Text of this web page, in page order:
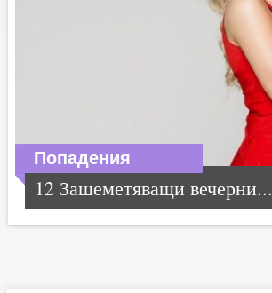
Попадения
12 Зашеметяващи вечерни...